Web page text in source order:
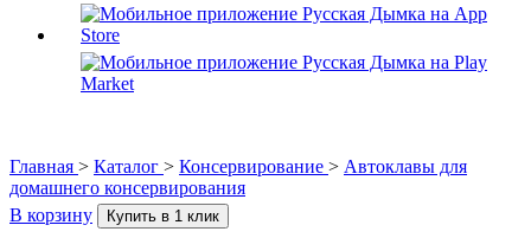
Главная > Каталог > Консервирование > Автоклавы для
домашнего консервирования
В корзину
Купить в 1 клик